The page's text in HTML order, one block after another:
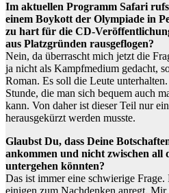
Im aktuellen Programm Safari
einem Boykott der Olympiade in
zu hart für die CD-
aus Platzgründen rausgeflogen?
Nein, da überrascht mich jetzt die
ja nicht als Kampfmedium gedacht,
Roman. Es soll die Leute
Stunde, die man sich bequem auch
kann. Von daher ist dieser Teil nur
herausgekürzt werden musste.
Glaubst Du, dass Deine
ankommen und nicht zwischen all
untergehen könnten?
Das ist immer eine schwierige